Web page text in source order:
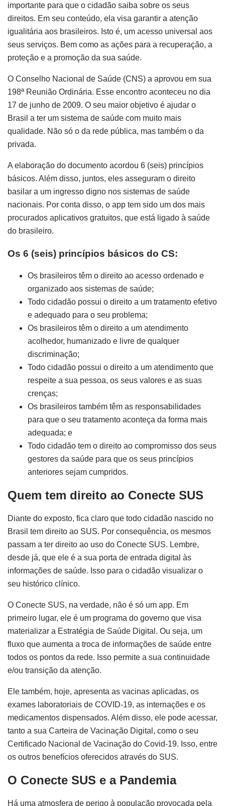
importante para que o cidadão saiba sobre os seus
direitos. Em seu conteúdo, ela visa garantir a atenção
igualitária aos brasileiros. Isto é, um acesso universal aos
seus serviços. Bem como as ações para a recuperação, a
proteção e a promoção da sua saúde.
O Conselho Nacional de Saúde (CNS) a aprovou em sua
198ª Reunião Ordinária. Esse encontro aconteceu no dia
17 de junho de 2009. O seu maior objetivo é ajudar o
Brasil a ter um sistema de saúde com muito mais
qualidade. Não só o da rede pública, mas também o da
privada.
A elaboração do documento acordou 6 (seis) princípios
básicos. Além disso, juntos, eles asseguram o direito
basilar a um ingresso digno nos sistemas de saúde
nacionais. Por conta disso, o app tem sido um dos mais
procurados aplicativos gratuitos, que está ligado à saúde
do brasileiro.
Os 6 (seis) princípios básicos do CS:
Os brasileiros têm o direito ao acesso ordenado e
organizado aos sistemas de saúde;
Todo cidadão possui o direito a um tratamento efetivo
e adequado para o seu problema;
Os brasileiros têm o direito a um atendimento
acolhedor, humanizado e livre de qualquer
discriminação;
Todo cidadão possui o direito a um atendimento que
respeite a sua pessoa, os seus valores e as suas
crenças;
Os brasileiros também têm as responsabilidades
para que o seu tratamento aconteça da forma mais
adequada; e
Todo cidadão tem o direito ao compromisso dos seus
gestores da saúde para que os seus princípios
anteriores sejam cumpridos.
Quem tem direito ao Conecte SUS
Diante do exposto, fica claro que todo cidadão nascido no
Brasil tem direito ao SUS. Por consequência, os mesmos
passam a ter direito ao uso do Conecte SUS. Lembre,
desde já, que ele é a sua porta de entrada digital às
informações de saúde. Isso para o cidadão visualizar o
seu histórico clínico.
O Conecte SUS, na verdade, não é só um app. Em
primeiro lugar, ele é um programa do governo que visa
materializar a Estratégia de Saúde Digital. Ou seja, um
fluxo que aumenta a troca de informações de saúde entre
todos os pontos da rede. Isso permite a sua continuidade
e/ou transição da atenção.
Ele também, hoje, apresenta as vacinas aplicadas, os
exames laboratoriais de COVID-19, as internações e os
medicamentos dispensados. Além disso, ele pode acessar,
tanto a sua Carteira de Vacinação Digital, como o seu
Certificado Nacional de Vacinação do Covid-19. Isso, entre
os outros benefícios oferecidos através do SUS.
O Conecte SUS e a Pandemia
Há uma atmosfera de perigo à população provocada pela